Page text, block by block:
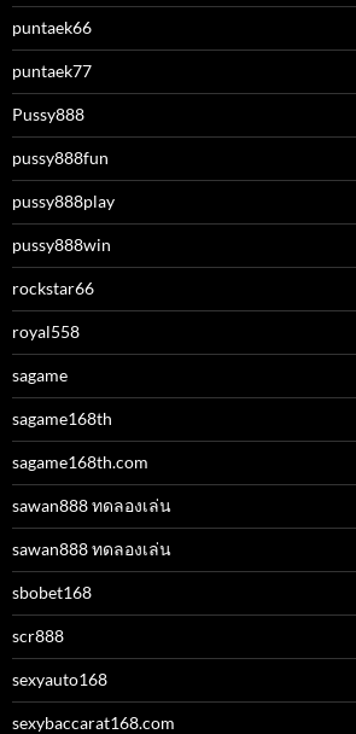
puntaek66
puntaek77
Pussy888
pussy888fun
pussy888play
pussy888win
rockstar66
royal558
sagame
sagame168th
sagame168th.com
sawan888 ทดลองเล่น
sawan888 ทดลองเล่น
sbobet168
scr888
sexyauto168
sexybaccarat168.com